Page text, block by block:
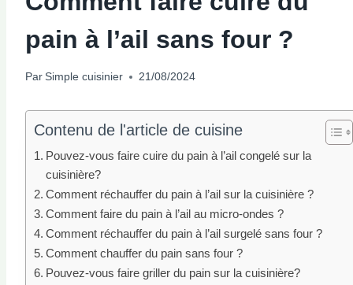
pain à l’ail sans four ?
Par Simple cuisinier 21/08/2024
Contenu de l'article de cuisine
Pouvez-vous faire cuire du pain à l’ail congelé sur la
cuisinière?
Comment réchauffer du pain à l’ail sur la cuisinière ?
Comment faire du pain à l’ail au micro-ondes ?
Comment réchauffer du pain à l’ail surgelé sans four ?
Comment chauffer du pain sans four ?
Pouvez-vous faire griller du pain sur la cuisinière?